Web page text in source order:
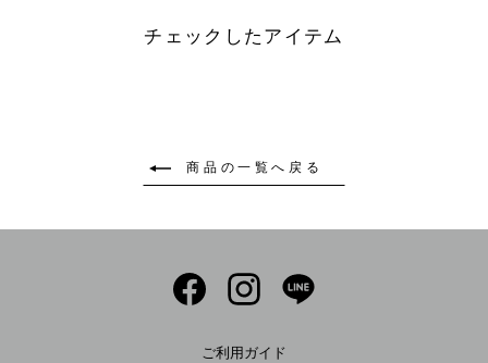
チェックしたアイテム
商品の一覧へ戻る
Facebook Instagram
ご利用ガイド